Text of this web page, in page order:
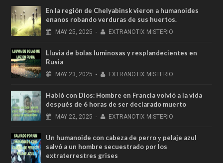
En la región de Chelyabinsk vieron a humanoides
enanos robando verduras de sus huertos.
MAY 25, 2025 - EXTRANOTIX MISTERIO
Lluvia de bolas luminosas y resplandecientes en
Rusia
MAY 23, 2025 - EXTRANOTIX MISTERIO
Habló con Dios: Hombre en Francia volvió a la vida
después de 6 horas de ser declarado muerto
MAY 22, 2025 - EXTRANOTIX MISTERIO
Un humanoide con cabeza de perro у pelaje azul
salvó a un hombre secuestrado por los
extraterrestres grises